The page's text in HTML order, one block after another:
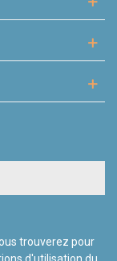
trouverez pour